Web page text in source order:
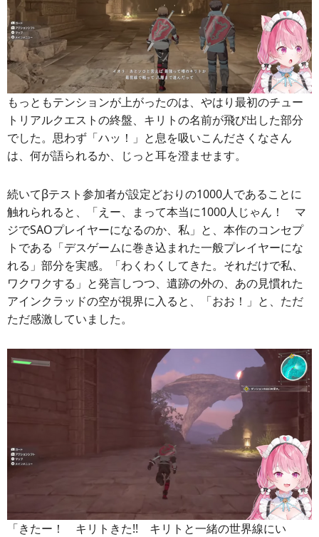
もっともテンションが上がったのは、やはり最初のチュー
トリアルクエストの終盤、キリトの名前が飛び出した部分
でした。思わず「ハッ！」と息を吸いこんださくなさん
は、何が語られるか、じっと耳を澄ませます。
続いてβテスト参加者が設定どおりの1000人であることに
触れられると、「えー、まって本当に1000人じゃん！ マ
ジでSAOプレイヤーになるのか、私」と、本作のコンセプ
トである「デスゲームに巻き込まれた一般プレイヤーにな
れる」部分を実感。「わくわくしてきた。それだけで私、
ワクワクする」と発言しつつ、遺跡の外の、あの見慣れた
アインクラッドの空が視界に入ると、「おお！」と、ただ
ただ感激していました。
「きたー！ キリトきた!! キリトと一緒の世界線にい